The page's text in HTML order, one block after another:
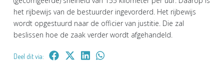
het rijbewijs van de bestuurder ingevorderd. Het rijbewijs
wordt opgestuurd naar de officier van justitie. Die zal
beslissen hoe de zaak verder wordt afgehandeld.
Deel dit via: